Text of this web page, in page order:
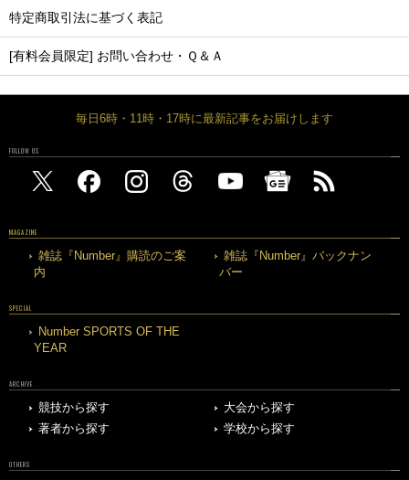
特定商取引法に基づく表記
[有料会員限定] お問い合わせ・Ｑ＆Ａ
毎日6時・11時・17時に最新記事をお届けします
FOLLOW US
MAGAZINE
雑誌『Number』購読のご案
内
雑誌『Number』バックナン
バー
SPECIAL
Number SPORTS OF THE
YEAR
ARCHIVE
競技から探す
大会から探す
著者から探す
学校から探す
OTHERS